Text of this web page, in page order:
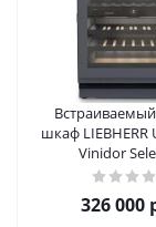
шкаф LIEBHERR
Vinidor
326 000